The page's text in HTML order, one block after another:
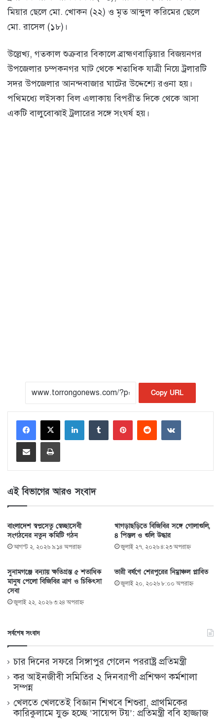
মিয়ার ছেলে মো. খোকন (২২) ও মৃত আব্দুল করিমের ছেলে
মো. রাসেল (১৮)।
উল্লেখ্য, গতকাল শুক্রবার বিকালে ব্রাহ্মণবাড়িয়ার বিজয়নগর
উপজেলার চম্পকনগর ঘাট থেকে শতাধিক যাত্রী নিয়ে ট্রলারটি
সদর উপজেলার আনন্দবাজার ঘাটের উদ্দেশ্যে রওনা হয়।
পথিমধ্যে লইসকা বিল এলাকায় বিপরীত দিকে থেকে আসা
একটি বালুবোঝাই ট্রলারের সঙ্গে সংঘর্ষ হয়।
Copy URL
LinkedIn
এই বিভাগের আরও সংবাদ
বাংলাদেশ স্বপ্নসেতু স্বেচ্ছাসেবী
সংগঠনের নতুন কমিটি গঠন
আগস্ট ২, ২০২৬ ৯:১৪ অপরাহ্ণ
খাগড়াছড়িতে বিজিবির সঙ্গে গোলাগুলি,
৪ পিস্তল ও গুলি উদ্ধার
জুলাই ২৭, ২০২৬ ৪:২৩ অপরাহ্ণ
সুনামগঞ্জে বন্যায় ক্ষতিগ্রস্ত ৫ শতাধিক
মানুষ পেলো বিজিবির ত্রাণ ও চিকিৎসা
সেবা
জুলাই ২২, ২০২৬ ৩:২৪ অপরাহ্ণ
ভারী বর্ষণে শেরপুরের নিম্নাঞ্চল প্লাবিত
জুলাই ২০, ২০২৬ ৮:০০ অপরাহ্ণ
সর্বশেষ সংবাদ
চার দিনের সফরে সিঙ্গাপুর গেলেন পররাষ্ট্র প্রতিমন্ত্রী
কর আইনজীবী সমিতির ২ দিনব্যাপী প্রশিক্ষণ কর্মশালা
সম্পন্ন
খেলতে খেলতেই বিজ্ঞান শিখবে শিশুরা, প্রাথমিকের
কারিকুলামে যুক্ত হচ্ছে ‘সায়েন্স টয়’: প্রতিমন্ত্রী ববি হাজ্জাজ